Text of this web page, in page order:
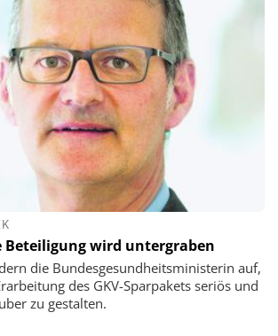
Beteiligung wird untergraben
die Bundesgesundheitsministerin auf,
des GKV-Sparpakets seriös und
zu gestalten.